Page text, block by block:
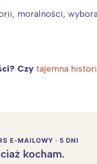
moralności,
Czy tajemna
E-MAILOWY · 5 DNI
kocham.